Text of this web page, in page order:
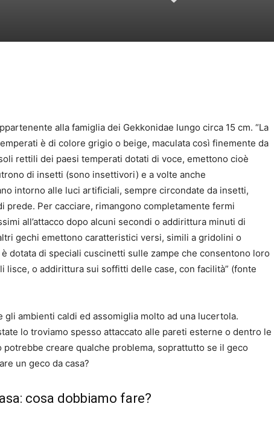
alla famiglia dei Gekkonidae lungo circa 15 cm. “La
è di colore grigio o beige, maculata così finemente da
rettili dei paesi temperati dotati di voce, emettono cioè
di insetti (sono insettivori) e a volte anche
intorno alle luci artificiali, sempre circondate da insetti,
prede. Per cacciare, rimangono completamente fermi
all’attacco dopo alcuni secondi o addirittura minuti di
gechi emettono caratteristici versi, simili a gridolini o
dotata di speciali cuscinetti sulle zampe che consentono loro
lisce, o addirittura sui soffitti delle case, con facilità” (fonte
ambienti caldi ed assomiglia molto ad una lucertola.
lo troviamo spesso attaccato alle pareti esterne o dentro le
potrebbe creare qualche problema, soprattutto se il geco
un geco da casa?
cosa dobbiamo fare?